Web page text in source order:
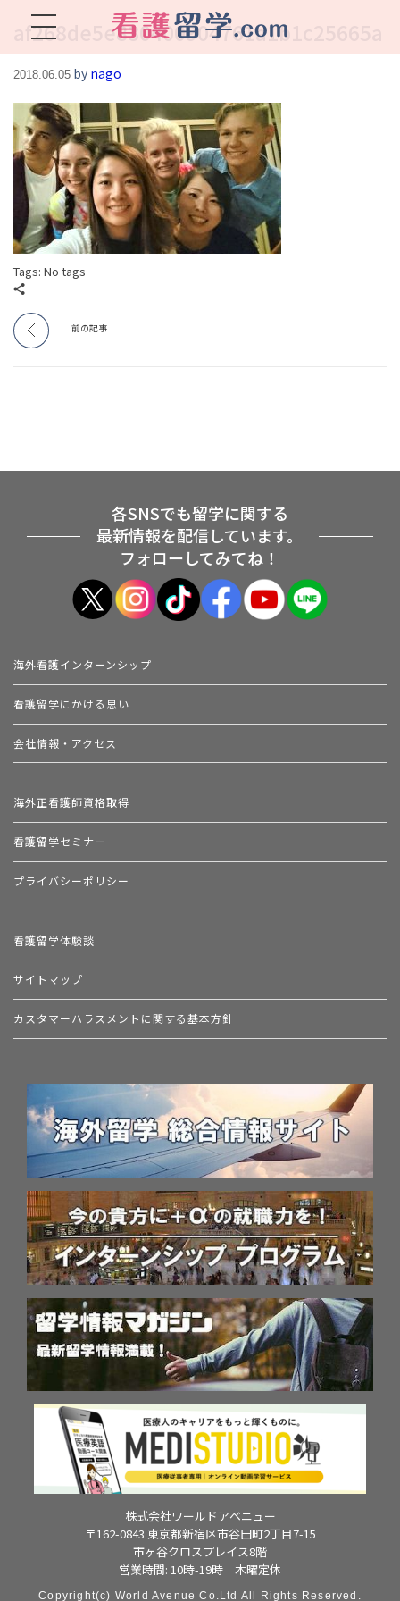
af268de5e830400904761a1b1c25665a
2018.06.05 by nago
Tags: No tags
前の記事
各SNSでも留学に関する
最新情報を配信しています。
フォローしてみてね！
海外看護インターンシップ
看護留学にかける思い
会社情報・アクセス
海外正看護師資格取得
看護留学セミナー
プライバシーポリシー
看護留学体験談
サイトマップ
カスタマーハラスメントに関する基本方針
株式会社ワールドアベニュー
〒162-0843 東京都新宿区市谷田町2丁目7-15
市ヶ谷クロスプレイス8階
営業時間: 10時-19時｜木曜定休
Copyright(c) World Avenue Co.Ltd All Rights Reserved.